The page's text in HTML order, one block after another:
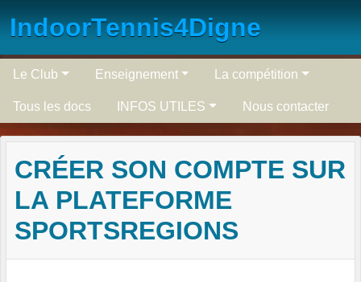
IndoorTennis4Digne
Le Club Enseignement La compétition
Tous les docs INFOS UTILES Nous contacter
CRÉER SON COMPTE SUR
LA PLATEFORME
SPORTSREGIONS